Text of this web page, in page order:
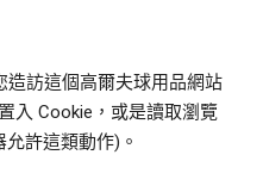
訪這個高爾夫球用品網站
入 Cookie，或是讀取瀏覽
許這類動作)。